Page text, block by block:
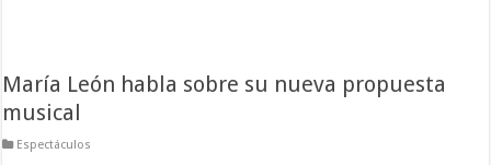
María León habla sobre su nueva propuesta
musical
Espectáculos